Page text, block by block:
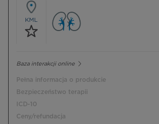
KML
Baza interakcji online
Pełna informacja o produkcie
Bezpieczeństwo terapii
ICD-10
Ceny/refundacja